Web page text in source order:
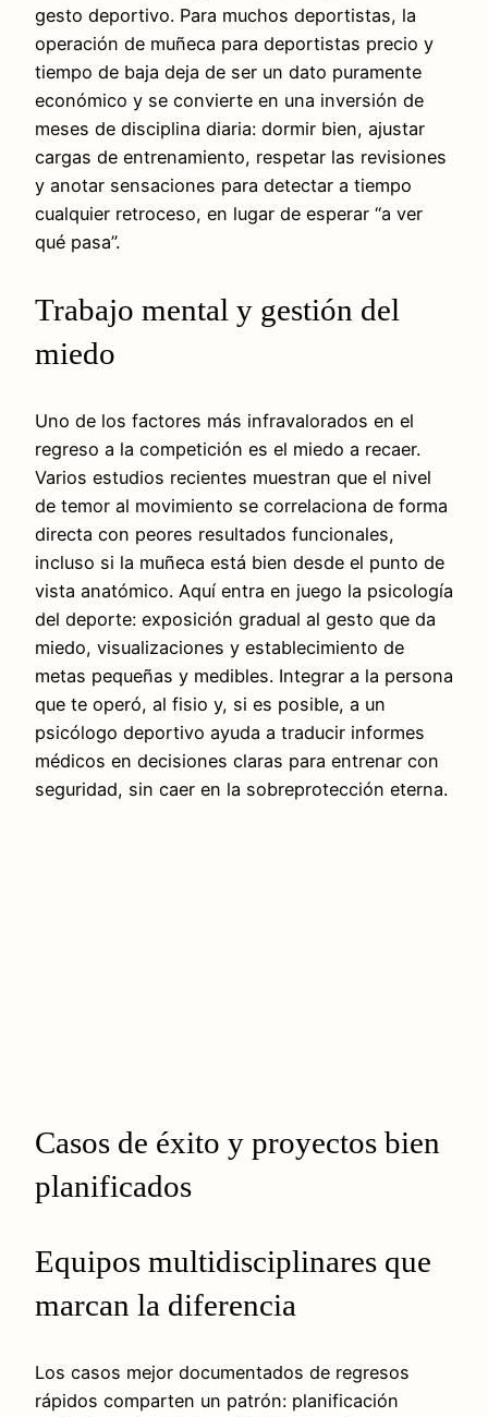
gesto deportivo. Para muchos deportistas, la
operación de muñeca para deportistas precio y
tiempo de baja deja de ser un dato puramente
económico y se convierte en una inversión de
meses de disciplina diaria: dormir bien, ajustar
cargas de entrenamiento, respetar las revisiones
y anotar sensaciones para detectar a tiempo
cualquier retroceso, en lugar de esperar “a ver
qué pasa”.
Trabajo mental y gestión del
miedo
Uno de los factores más infravalorados en el
regreso a la competición es el miedo a recaer.
Varios estudios recientes muestran que el nivel
de temor al movimiento se correlaciona de forma
directa con peores resultados funcionales,
incluso si la muñeca está bien desde el punto de
vista anatómico. Aquí entra en juego la psicología
del deporte: exposición gradual al gesto que da
miedo, visualizaciones y establecimiento de
metas pequeñas y medibles. Integrar a la persona
que te operó, al fisio y, si es posible, a un
psicólogo deportivo ayuda a traducir informes
médicos en decisiones claras para entrenar con
seguridad, sin caer en la sobreprotección eterna.
Casos de éxito y proyectos bien
planificados
Equipos multidisciplinares que
marcan la diferencia
Los casos mejor documentados de regresos
rápidos comparten un patrón: planificación